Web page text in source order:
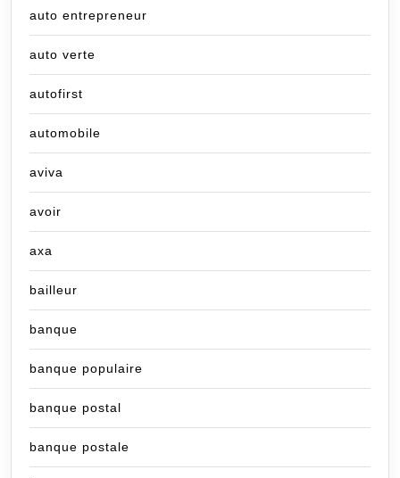
auto entrepreneur
auto verte
autofirst
automobile
aviva
avoir
axa
bailleur
banque
banque populaire
banque postal
banque postale